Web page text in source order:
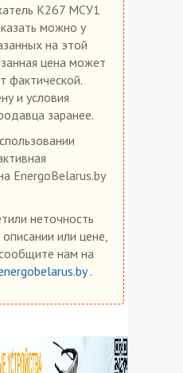
К267 МСУ1
можно у
на этой
цена может
фактической.
и условия
заранее.
EnergoBelarus.by
неточность
или цене,
нам на
.